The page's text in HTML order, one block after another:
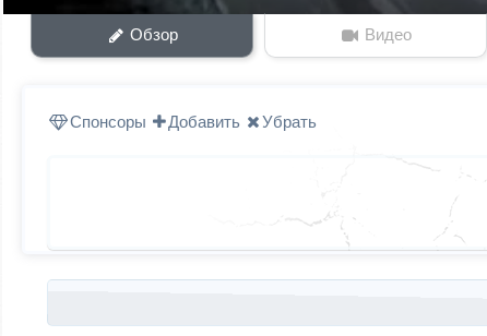
Обзор Видео
Спонсоры Добавить Убрать
Запись навигация